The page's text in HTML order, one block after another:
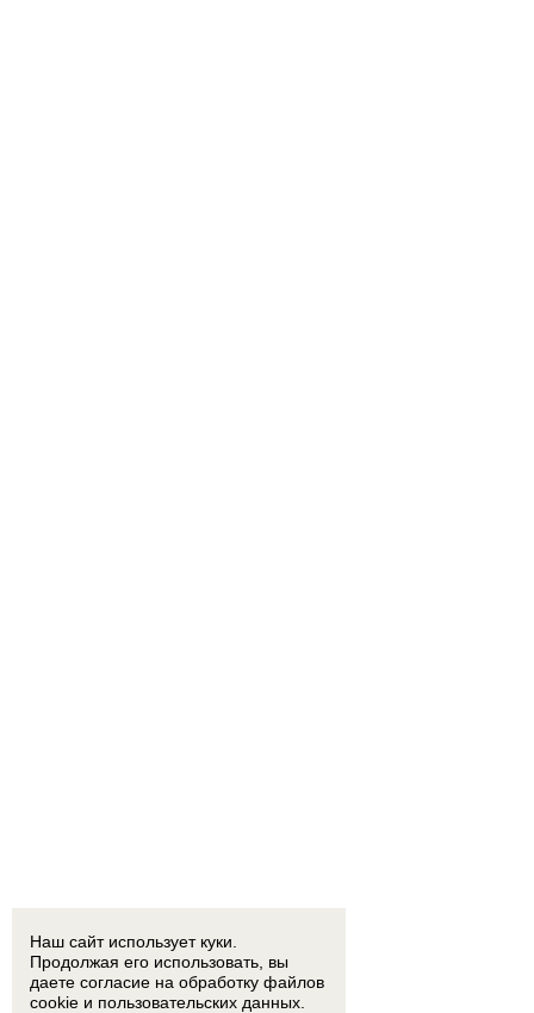
Наш сайт использует куки.
Продолжая его использовать, вы
даете согласие на обработку файлов
cookie и пользовательских данных.